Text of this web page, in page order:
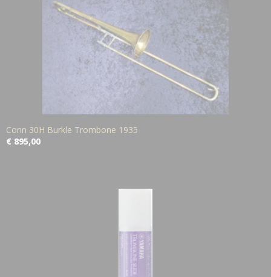
Conn 30H Burkle Trombone 1935
€ 895,00